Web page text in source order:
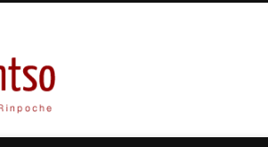
Kagyu Pende Gyamtso